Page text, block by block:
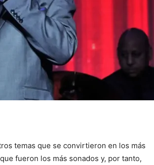
temas que se convirtieron en los más
fueron los más sonados y, por tanto,